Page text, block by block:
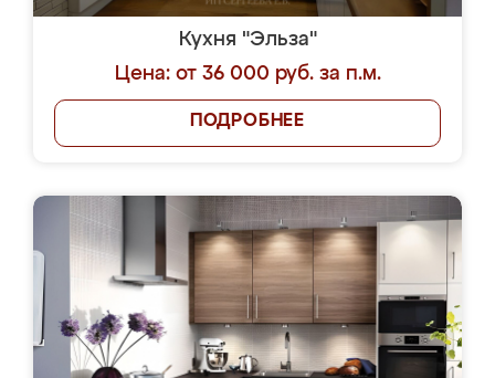
Кухня "Эльза"
Цена: от 36 000 руб. за п.м.
ПОДРОБНЕЕ